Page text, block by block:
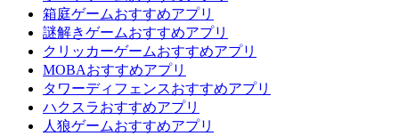
箱庭ゲームおすすめアプリ
謎解きゲームおすすめアプリ
クリッカーゲームおすすめアプリ
MOBAおすすめアプリ
タワーディフェンスおすすめアプリ
ハクスラおすすめアプリ
人狼ゲームおすすめアプリ